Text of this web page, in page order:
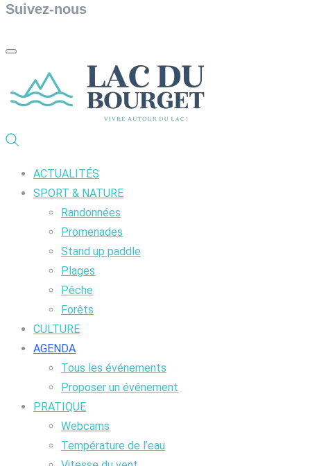
Suivez-nous
ACTUALITÉS
SPORT & NATURE
Randonnées
Promenades
Stand up paddle
Plages
Pêche
Forêts
CULTURE
AGENDA
Tous les événements
Proposer un événement
PRATIQUE
Webcams
Température de l’eau